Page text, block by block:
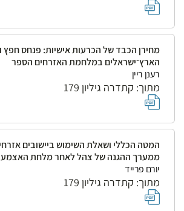
מחירן הכבד של הכרעות אישיות: פנחס חפץ
הארץ־ישראלים במלחמת האזרחים הספר
רענן ריין
מתוך: קתדרה גיליון 179
המטה הכללי ושאלת השימוש ביישובים
ממערך ההגנה של צהל לאחר מלחת האצמע
יורם פרייד
מתוך: קתדרה גיליון 179